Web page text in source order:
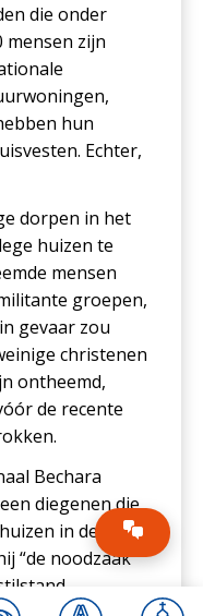
die onder
mensen zijn
hun
Echter,
dorpen in het
huizen te
mensen
groepen,
gevaar zou
christenen
ontheemd,
de recente
Bechara
diegenen die
in de veilige
“de noodzaak